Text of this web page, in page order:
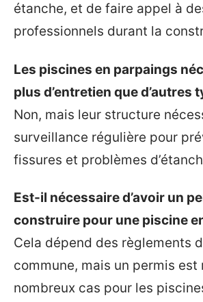
étanche, et de faire appel à
professionnels durant la
Les piscines en parpaings
plus d’entretien que d’autres
Non, mais leur structure
surveillance régulière pour
fissures et problèmes
Est-il nécessaire d’avoir un
construire pour une piscine
Cela dépend des règlements
commune, mais un permis est
nombreux cas pour les